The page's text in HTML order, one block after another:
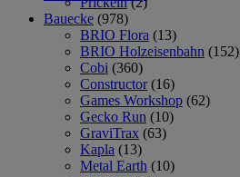
Bauecke (978)
BRIO Flora (13)
BRIO Holzeisenbahn (152)
Cobi (360)
Constructor (16)
Games Workshop (62)
Gecko Run (10)
GraviTrax (63)
Kapla (13)
Metal Earth (10)